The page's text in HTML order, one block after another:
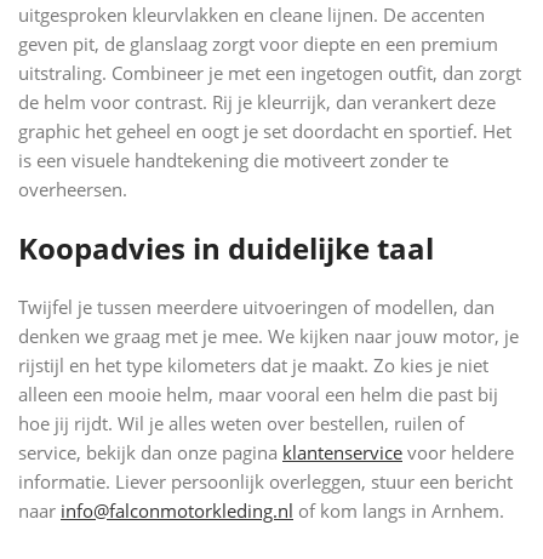
uitgesproken kleurvlakken en cleane lijnen. De accenten
geven pit, de glanslaag zorgt voor diepte en een premium
uitstraling. Combineer je met een ingetogen outfit, dan zorgt
de helm voor contrast. Rij je kleurrijk, dan verankert deze
graphic het geheel en oogt je set doordacht en sportief. Het
is een visuele handtekening die motiveert zonder te
overheersen.
Koopadvies in duidelijke taal
Twijfel je tussen meerdere uitvoeringen of modellen, dan
denken we graag met je mee. We kijken naar jouw motor, je
rijstijl en het type kilometers dat je maakt. Zo kies je niet
alleen een mooie helm, maar vooral een helm die past bij
hoe jij rijdt. Wil je alles weten over bestellen, ruilen of
service, bekijk dan onze pagina klantenservice voor heldere
informatie. Liever persoonlijk overleggen, stuur een bericht
naar info@falconmotorkleding.nl of kom langs in Arnhem.